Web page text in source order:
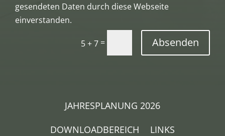
gesendeten Daten durch diese Webseite
einverstanden.
5 + 7 = Absenden
JAHRESPLANUNG 2026
DOWNLOADBEREICH
LINKS